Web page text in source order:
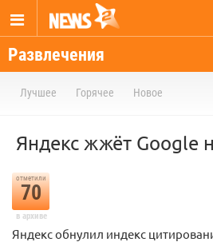
Развлечения
Лучшее Горячее Новое
Яндекс жжёт Google
отметили
70
в архиве
Яндекс обнулил индекс